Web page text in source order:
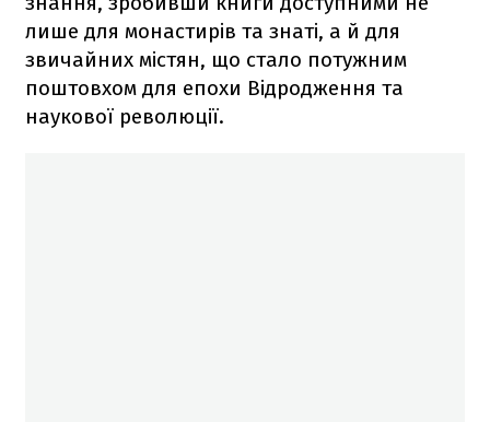
лише для монастирів та знаті, а й для
звичайних містян, що стало потужним
поштовхом для епохи Відродження та
наукової революції.